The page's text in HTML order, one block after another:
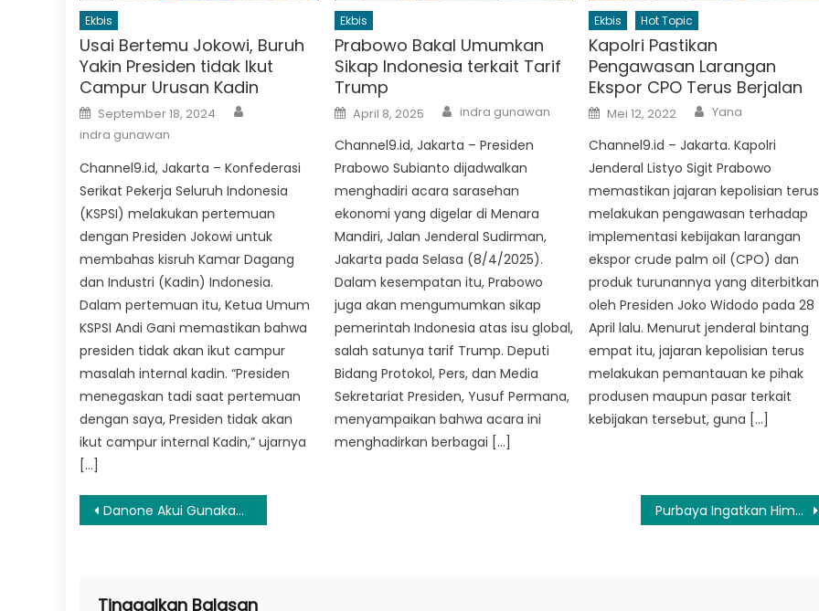
Ekbis
Usai Bertemu Jokowi, Buruh
Yakin Presiden tidak Ikut
Campur Urusan Kadin
Posted
on
September 18, 2024
indra gunawan
Channel9.id, Jakarta – Konfederasi
Serikat Pekerja Seluruh Indonesia
(KSPSI) melakukan pertemuan
dengan Presiden Jokowi untuk
membahas kisruh Kamar Dagang
dan Industri (Kadin) Indonesia.
Dalam pertemuan itu, Ketua Umum
KSPSI Andi Gani memastikan bahwa
presiden tidak akan ikut campur
masalah internal kadin. “Presiden
menegaskan tadi saat pertemuan
dengan saya, Presiden tidak akan
ikut campur internal Kadin,” ujarnya
[…]
Ekbis
Prabowo Bakal Umumkan
Sikap Indonesia terkait Tarif
Trump
Posted
on
April 8, 2025 Author
indra gunawan
Channel9.id, Jakarta – Presiden
Prabowo Subianto dijadwalkan
menghadiri acara sarasehan
ekonomi yang digelar di Menara
Mandiri, Jalan Jenderal Sudirman,
Jakarta pada Selasa (8/4/2025).
Dalam kesempatan itu, Prabowo
juga akan mengumumkan sikap
pemerintah Indonesia atas isu global,
salah satunya tarif Trump. Deputi
Bidang Protokol, Pers, dan Media
Sekretariat Presiden, Yusuf Permana,
menyampaikan bahwa acara ini
menghadirkan berbagai […]
Ekbis Hot Topic
Kapolri Pastikan
Pengawasan Larangan
Ekspor CPO Terus Berjalan
Posted
on
Mei 12, 2022 Author
Yana
Channel9.id – Jakarta. Kapolri
Jenderal Listyo Sigit Prabowo
memastikan jajaran kepolisian terus
melakukan pengawasan terhadap
implementasi kebijakan larangan
ekspor crude palm oil (CPO) dan
produk turunannya yang diterbitkan
oleh Presiden Joko Widodo pada 28
April lalu. Menurut jenderal bintang
empat itu, jajaran kepolisian terus
melakukan pemantauan ke pihak
produsen maupun pasar terkait
kebijakan tersebut, guna […]
Navigasi
Danone Akui Gunakan Pengeboran untuk Produksi Aqua, BPKN Lanjutkan Klarifikasi Purbaya Ingatkan Himbara Tak Salurkan Kredit Rp200 T ke Konglomerat
Tinggalkan Balasan